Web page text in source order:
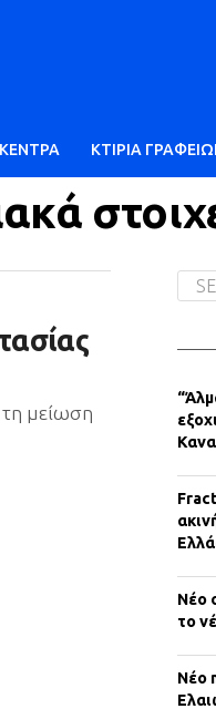
ΚΤΙΡΙΑ
μείωση
Νέο
το
Νέο